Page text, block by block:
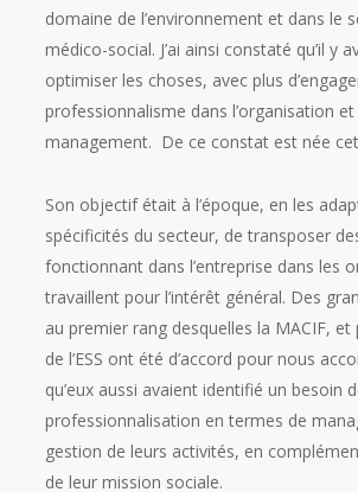
domaine de l’environnement et dans le
médico-social. J’ai ainsi constaté qu’il y
optimiser les choses, avec plus
professionnalisme dans l’organisation et
management. De ce constat est née
Son objectif était à l’époque, en les
spécificités du secteur, de transposer
fonctionnant dans l’entreprise dans les
travaillent pour l’intérêt général. Des
au premier rang desquelles la MACIF, et
de l’ESS ont été d’accord pour nous
qu’eux aussi avaient identifié un besoin
professionnalisation en termes de
gestion de leurs activités, en
de leur mission sociale.